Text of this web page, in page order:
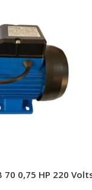
70 0,75 HP 220